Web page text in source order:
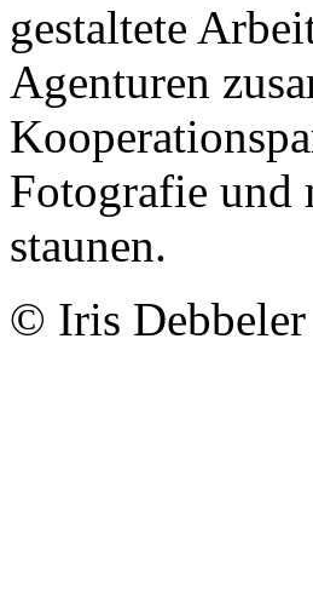
gestaltete
Agenturen
Fotografie und
staunen.
© Iris